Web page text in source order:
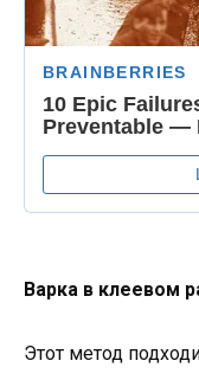
Варка в клеевом
Этот метод